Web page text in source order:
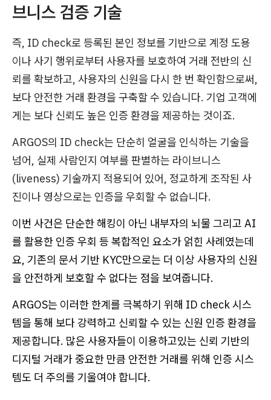
브니스 검증 기술
즉, ID check로 등록된 본인 정보를 기반으로 계정 도용
이나 사기 행위로부터 사용자를 보호하여 거래 전반의 신
뢰를 확보하고, 사용자의 신원을 다시 한 번 확인함으로써,
보다 안전한 거래 환경을 구축할 수 있습니다. 기업 고객에
게는 보다 신뢰도 높은 인증 환경을 제공하는 것이죠.
ARGOS의 ID check는 단순히 얼굴을 인식하는 기술을
넘어, 실제 사람인지 여부를 판별하는 라이브니스
(liveness) 기술까지 적용되어 있어, 정교하게 조작된 사
진이나 영상으로는 인증을 우회할 수 없습니다.
이번 사건은 단순한 해킹이 아닌 내부자의 뇌물 그리고 AI
를 활용한 인증 우회 등 복합적인 요소가 얽힌 사례였는데
요, 기존의 문서 기반 KYC만으로는 더 이상 사용자의 신원
을 안전하게 보호할 수 없다는 점을 보여줍니다.
ARGOS는 이러한 한계를 극복하기 위해 ID check 시스
템을 통해 보다 강력하고 신뢰할 수 있는 신원 인증 환경을
제공합니다. 많은 사용자들이 이용하고있는 신뢰 기반의
디지털 거래가 중요한 만큼 안전한 거래를 위해 인증 시스
템도 더 주의를 기울여야 합니다.